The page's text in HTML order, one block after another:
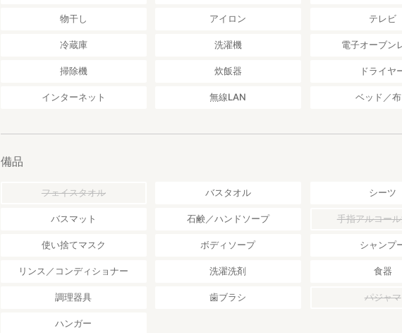
物干し アイロン テレビ
冷蔵庫 洗濯機 電子オーブン
掃除機 炊飯器 ドライヤ
インターネット 無線LAN ベッド／
備品
フェイスタオル バスタオル シーツ
バスマット 石鹸／ハンドソープ 手指アルコー
使い捨てマスク ボディソープ シャンプ
リンス／コンディショナー 洗濯洗剤 食器
調理器具 歯ブラシ パジャマ
ハンガー